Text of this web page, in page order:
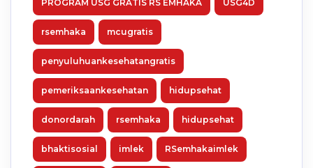
PROGRAM USG GRATIS RS EMHAKA USG4D
rsemhaka mcugratis
penyuluhuankesehatangratis
pemeriksaankesehatan hidupsehat
donordarah rsemhaka hidupsehat
bhaktisosial imlek RSemhakaimlek